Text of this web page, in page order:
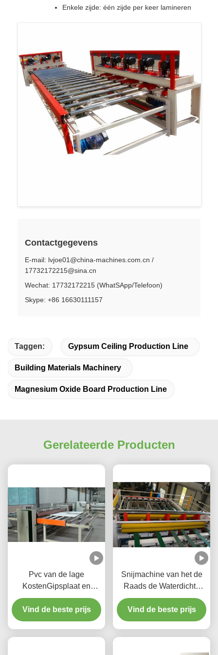
Enkele zijde: één zijde per keer lamineren
Contactgegevens
E-mail: lvjoe01@china-machines.com.cn /
17732172215@sina.cn
Wechat: 17732172215 (WhatSApp/Telefoon)
Skype: +86 16630111157
Taggen: Gypsum Ceiling Production Line
Building Materials Machinery
Magnesium Oxide Board Production Line
Gerelateerde Producten
Pvc van de lage
KostenGipsplaat en
HUISDIER het Lamineren
Lijn met Knipsel en
Verpakkingssysteem
Vind de beste prijs
Snijmachine van het de
Raads de Waterdichte
Valse Plafond van het
hoge Capaciteitsgips
Vind de beste prijs